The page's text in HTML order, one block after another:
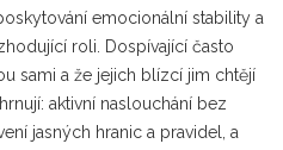
emocionální stability a
roli. Dospívající často
sami a že jejich blízcí jim chtějí
aktivní naslouchání bez
jasných hranic a pravidel, a